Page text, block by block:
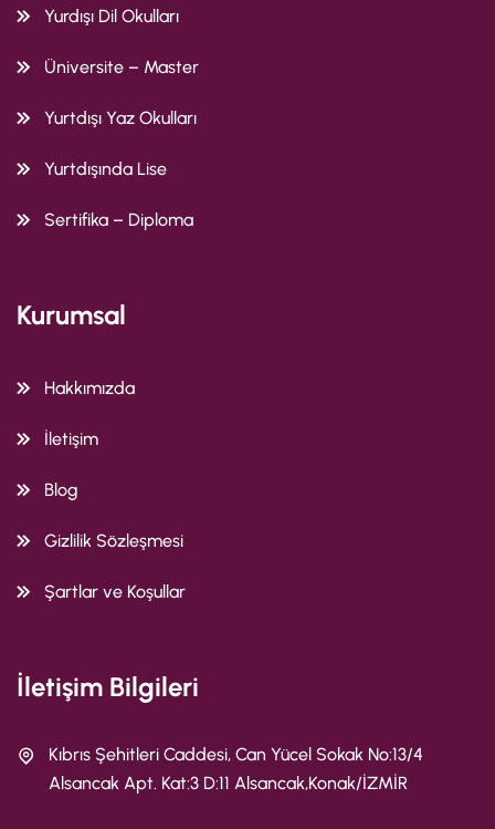
Yurdışı Dil Okulları
Üniversite – Master
Yurtdışı Yaz Okulları
Yurtdışında Lise
Sertifika – Diploma
Kurumsal
Hakkımızda
İletişim
Blog
Gizlilik Sözleşmesi
Şartlar ve Koşullar
İletişim Bilgileri
Kıbrıs Şehitleri Caddesi, Can Yücel Sokak No:13/4
Alsancak Apt. Kat:3 D:11 Alsancak,Konak/İZMİR